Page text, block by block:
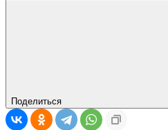
Поделиться